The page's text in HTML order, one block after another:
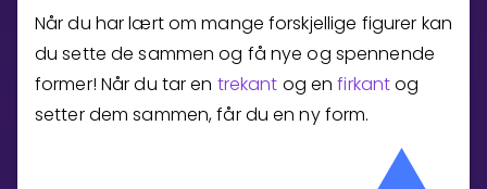
Gangetabellen
Junior Matte
Vis mer
Når du har lært om mange forskjellige figurer kan
du sette de sammen og få nye og spennende
former! Når du tar en trekant og enfirkantog
setter dem sammen, får du en ny form.